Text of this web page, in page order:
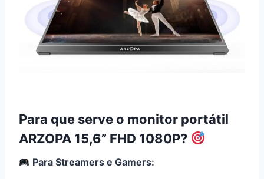
Para que serve o monitor portátil
ARZOPA 15,6” FHD 1080P?
Para Streamers e Gamers: